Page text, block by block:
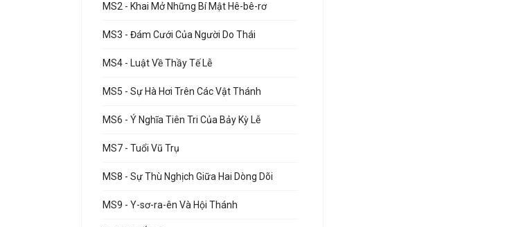
MS2 - Khai Mở Những Bí Mật Hê-bê-rơ
MS3 - Đám Cưới Của Người Do Thái
MS4 - Luật Về Thầy Tế Lễ
MS5 - Sự Hà Hơi Trên Các Vật Thánh
MS6 - Ý Nghĩa Tiên Tri Của Bảy Kỳ Lễ
MS7 - Tuổi Vũ Trụ
MS8 - Sự Thù Nghịch Giữa Hai Dòng Dõi
MS9 - Y-sơ-ra-ên Và Hội Thánh